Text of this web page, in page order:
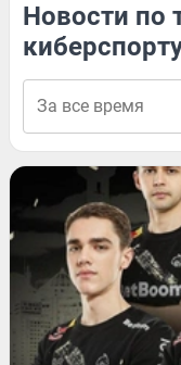
Новости по